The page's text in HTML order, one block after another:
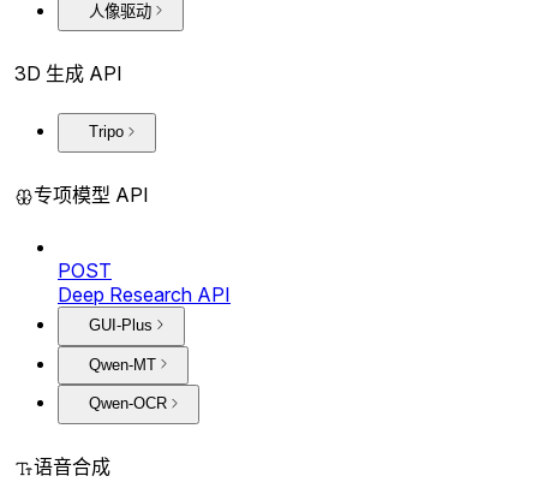
人像驱动
3D 生成 API
Tripo
专项模型 API
POST
Deep Research API
GUI-Plus
Qwen-MT
Qwen-OCR
语音合成